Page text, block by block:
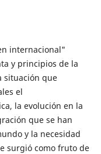
internacional"
y principios de la
situación que
el
la evolución en la
que se han
y la necesidad
surgió como fruto de